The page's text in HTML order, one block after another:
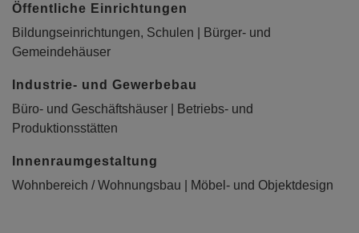
Öffentliche Einrichtungen
Bildungseinrichtungen, Schulen | Bürger- und
Gemeindehäuser
Industrie- und Gewerbebau
Büro- und Geschäftshäuser | Betriebs- und
Produktionsstätten
Innenraumgestaltung
Wohnbereich / Wohnungsbau | Möbel- und Objektdesign